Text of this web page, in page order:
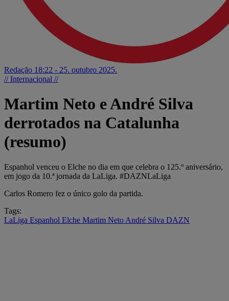
Redação 18:22 - 25. outubro 2025.
// Internacional //
Martim Neto e André Silva
derrotados na Catalunha
(resumo)
Espanhol venceu o Elche no dia em que celebra o 125.º aniversário,
em jogo da 10.ª jornada da LaLiga. #DAZNLaLiga
Carlos Romero fez o único golo da partida.
Tags:
LaLiga Espanhol Elche Martim Neto André Silva DAZN